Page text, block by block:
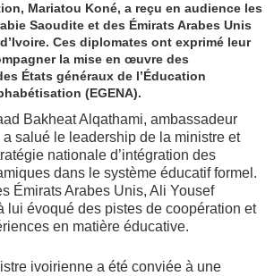
Mariatou Koné, a reçu en audience les
Saoudite et des Émirats Arabes Unis
Ces diplomates ont exprimé leur
la mise en œuvre des
États généraux de l’Éducation
(EGENA).
Bakheat Alqathami, ambassadeur
a salué le leadership de la ministre et
nationale d’intégration des
dans le système éducatif formel.
Émirats Arabes Unis, Ali Yousef
lui évoqué des pistes de coopération et
en matière éducative.
ivoirienne a été conviée à une